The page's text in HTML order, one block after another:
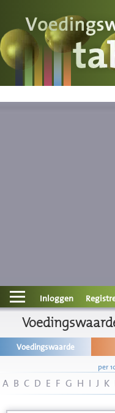
Voedingswaarde
Wat is wat?
Contact
Informatie
Disclaimer
Inloggen
Voedingswaarde
per
A B C D E F G H I J K